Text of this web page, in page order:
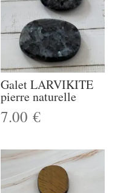
Galet LARVIKITE
pierre naturelle
7.00€